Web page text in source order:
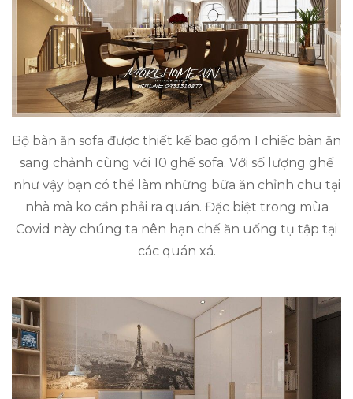
Bộ bàn ăn sofa được thiết kế bao gồm 1 chiếc bàn ăn
sang chảnh cùng với 10 ghế sofa. Với số lượng ghế
như vậy bạn có thể làm những bữa ăn chỉnh chu tại
nhà mà ko cần phải ra quán. Đặc biệt trong mùa
Covid này chúng ta nên hạn chế ăn uống tụ tập tại
các quán xá.